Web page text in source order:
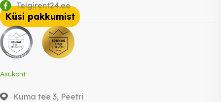
Telgirent24.ee
Küsi pakkumist
Asukoht
Kuma tee 3, Peetri